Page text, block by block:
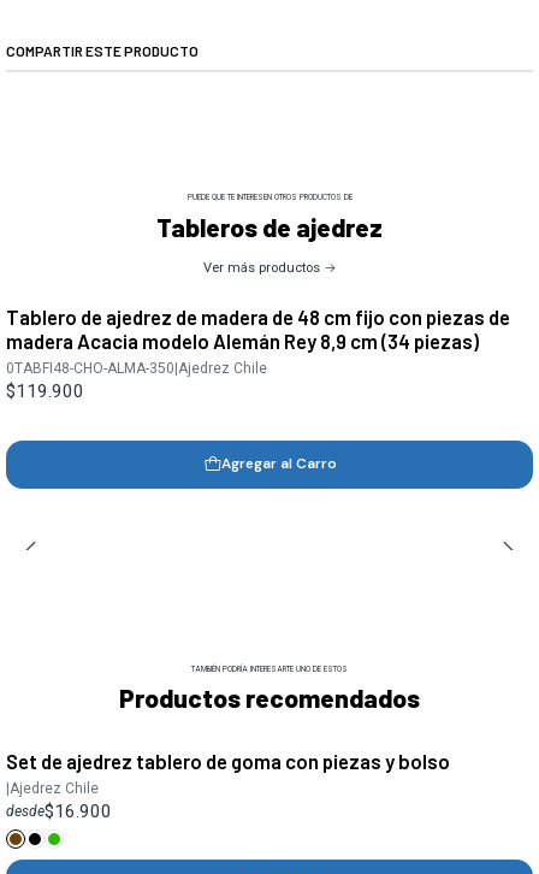
COMPARTIR ESTE PRODUCTO
PUEDE QUE TE INTERESEN OTROS PRODUCTOS DE
Tableros de ajedrez
Ver más productos
Tablero de ajedrez de madera de 48 cm fijo con piezas de
madera Acacia modelo Alemán Rey 8,9 cm (34 piezas)
0TABFI48-CHO-ALMA-350 |Ajedrez Chile
$119.900
Agregar al Carro
TAMBIÉN PODRÍA INTERESARTE UNO DE ESTOS
Productos recomendados
Set de ajedrez tablero de goma con piezas y bolso
|Ajedrez Chile
desde$16.900